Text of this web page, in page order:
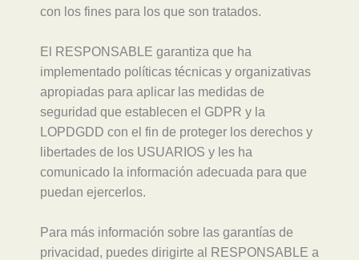
con los fines para los que son tratados.
El RESPONSABLE garantiza que ha
implementado políticas técnicas y organizativas
apropiadas para aplicar las medidas de
seguridad que establecen el GDPR y la
LOPDGDD con el fin de proteger los derechos y
libertades de los USUARIOS y les ha
comunicado la información adecuada para que
puedan ejercerlos.
Para más información sobre las garantías de
privacidad, puedes dirigirte al RESPONSABLE a